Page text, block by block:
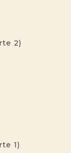
2)
1)